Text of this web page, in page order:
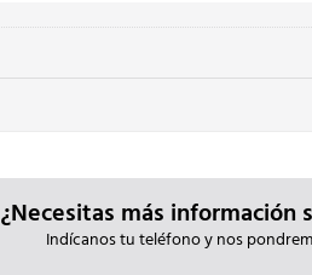
¿Necesitas más
Indícanos tu teléfono y nos